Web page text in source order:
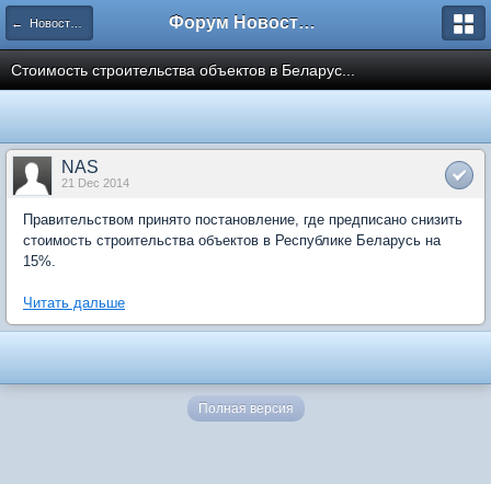
← Новости рынка недвижимости Форум Новостройки
Стоимость строительства объектов в Беларус...
NAS
21 Dec 2014
Правительством принято постановление, где предписано снизить
стоимость строительства объектов в Республике Беларусь на
15%.
Читать дальше
Полная версия